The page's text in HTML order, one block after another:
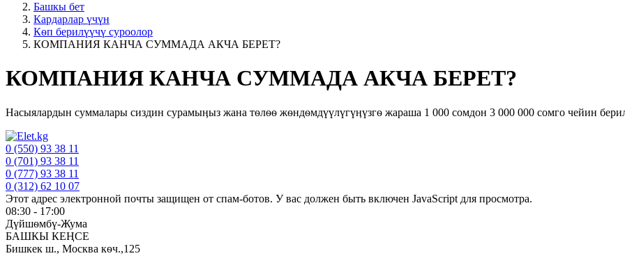
Башкы бет
Кардарлар үчүн
Кѳп берилүүчү суроолор
КОМПАНИЯ КАНЧА СУММАДА АКЧА БЕРЕТ?
КОМПАНИЯ КАНЧА СУММАДА АКЧА БЕРЕТ?
Насыялардын суммалары сиздин сурамыӊыз жана тѳлѳѳ жѳндѳмдүүлүгүӊүзгѳ жараша 1 000 сомдон 3 000 000 сомго чейин
0 (550) 93 38 11
0 (701) 93 38 11
0 (777) 93 38 11
0 (312) 62 10 07
Этот адрес электронной почты защищен от спам-ботов. У вас должен быть включен JavaScript для просмотра.
08:30 - 17:00
Дүйшѳмбү-Жума
БАШКЫ КЕҢСЕ
Бишкек ш., Москва кѳч.,125